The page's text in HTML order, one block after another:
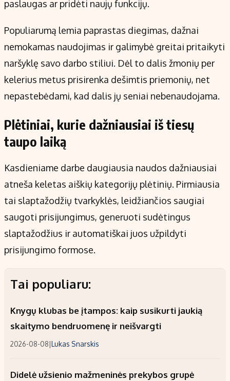
paslaugas ar pridėti naujų funkcijų.
Populiarumą lemia paprastas diegimas, dažnai
nemokamas naudojimas ir galimybė greitai pritaikyti
naršyklę savo darbo stiliui. Dėl to dalis žmonių per
kelerius metus prisirenka dešimtis priemonių, net
nepastebėdami, kad dalis jų seniai nebenaudojama.
Plėtiniai, kurie dažniausiai iš tiesų
taupo laiką
Kasdieniame darbe daugiausia naudos dažniausiai
atneša keletas aiškių kategorijų plėtinių. Pirmiausia
tai slaptažodžių tvarkyklės, leidžiančios saugiai
saugoti prisijungimus, generuoti sudėtingus
slaptažodžius ir automatiškai juos užpildyti
prisijungimo formose.
Tai populiaru:
Knygų klubas be įtampos: kaip susikurti jaukią
skaitymo bendruomenę ir neišvargti
2026-08-08|Lukas Snarskis
Didelė užsienio mažmeninės prekybos grupė